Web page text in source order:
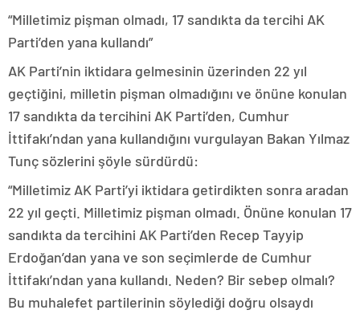
“Milletimiz pişman olmadı, 17 sandıkta da tercihi AK
Parti’den yana kullandı”
AK Parti’nin iktidara gelmesinin üzerinden 22 yıl
geçtiğini, milletin pişman olmadığını ve önüne konulan
17 sandıkta da tercihini AK Parti’den, Cumhur
İttifakı’ndan yana kullandığını vurgulayan Bakan Yılmaz
Tunç sözlerini şöyle sürdürdü:
“Milletimiz AK Parti’yi iktidara getirdikten sonra aradan
22 yıl geçti. Milletimiz pişman olmadı. Önüne konulan 17
sandıkta da tercihini AK Parti’den Recep Tayyip
Erdoğan’dan yana ve son seçimlerde de Cumhur
İttifakı’ndan yana kullandı. Neden? Bir sebep olmalı?
Bu muhalefet partilerinin söylediği doğru olsaydı